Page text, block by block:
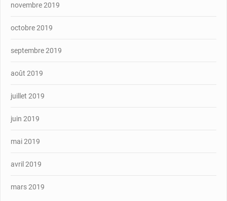
novembre 2019
octobre 2019
septembre 2019
août 2019
juillet 2019
juin 2019
mai 2019
avril 2019
mars 2019